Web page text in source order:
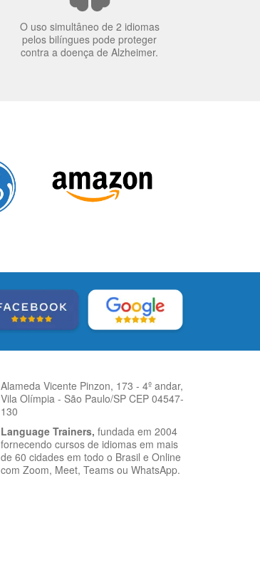
O uso simultâneo de 2 idiomas
pelos bilíngues pode proteger
contra a doença de Alzheimer.
Alameda Vicente Pinzon, 173 - 4º andar,
Vila Olímpia - São Paulo/SP CEP 04547-
130
Language Trainers, fundada em 2004
fornecendo cursos de idiomas em mais
de 60 cidades em todo o Brasil e Online
com Zoom, Meet, Teams ou WhatsApp.